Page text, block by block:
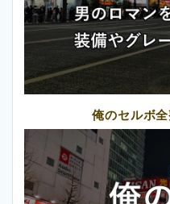
俺のセルボ